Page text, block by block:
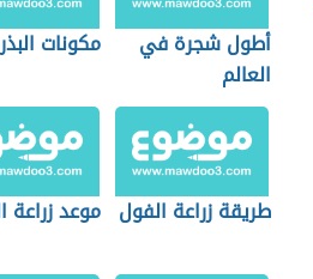
أطول شجرة في
العالم
مكونات
طريقة زراعة الفول موعد زراعة